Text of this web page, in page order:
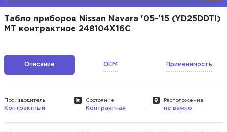
Табло приборов Nissan Navara '05-'15 (YD25DDTI)
MT контрактное 248104X16C
Описание OEM Применимость
Производитель
Контрактный
Состояние
Контрактная
Расположение
не важно